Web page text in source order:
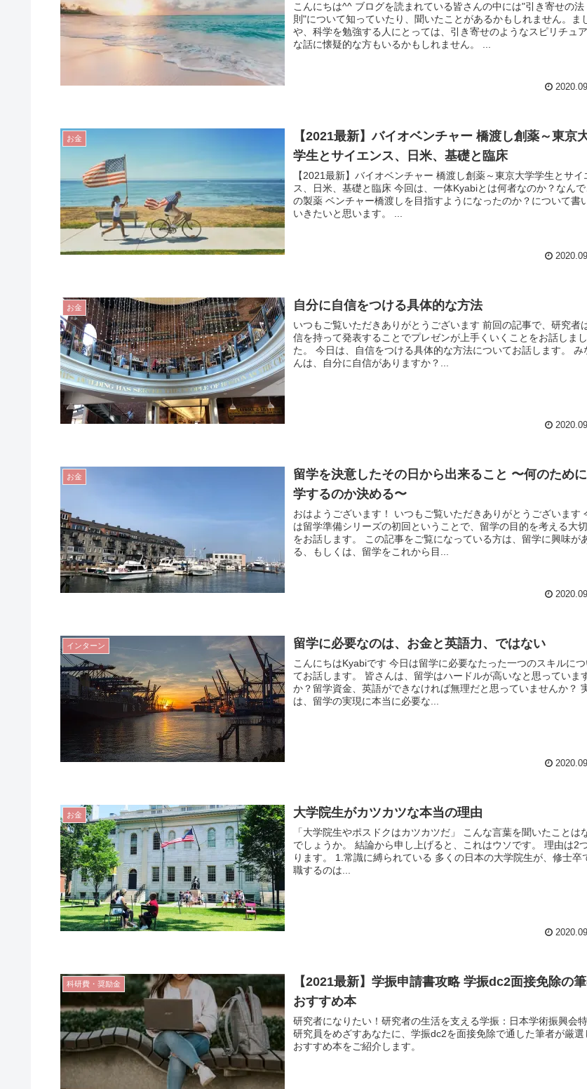
こんにちは^^ ブログを読まれている皆さんの中には"引き寄せの法
則"について知っていたり、聞いたことがあるかもしれません。ま
や、科学を勉強する人にとっては、引き寄せのようなスピリチュ
な話に懐疑的な方もいるかもしれません。 ...
お金
【2021最新】バイオベンチャー 橋渡し創薬～東京
学生とサイエンス、日米、基礎と臨床
【2021最新】バイオベンチャー 橋渡し創薬～東京大学学生とサイ
ス、日米、基礎と臨床 今回は、一体Kyabiとは何者なのか？なんで
の製薬 ベンチャー橋渡しを目指すようになったのか？について書
いきたいと思います。 ...
お金 自分に自信をつける具体的な方法
いつもご覧いただきありがとうございます 前回の記事で、研究者
信を持って発表することでプレゼンが上手くいくことをお話しまし
た。 今日は、自信をつける具体的な方法についてお話します。 み
んは、自分に自信がありますか？...
お金
留学を決意したその日から出来ること 〜何のため
学するのか決める〜
おはようございます！ いつもご覧いただきありがとうございます
は留学準備シリーズの初回ということで、留学の目的を考える大
をお話します。 この記事をご覧になっている方は、留学に興味が
る、もしくは、留学をこれから目...
インターン 留学に必要なのは、お金と英語力、ではない
こんにちはKyabiです 今日は留学に必要なたった一つのスキルに
てお話します。 皆さんは、留学はハードルが高いなと思っていま
か？留学資金、英語ができなければ無理だと思っていませんか？
は、留学の実現に本当に必要な...
お金 大学院生がカツカツな本当の理由
「大学院生やポスドクはカツカツだ」 こんな言葉を聞いたことは
でしょうか。 結論から申し上げると、これはウソです。 理由は2
ります。 1.常識に縛られている 多くの日本の大学院生が、修士卒
職するのは...
科研費・奨励金
【2021最新】学振申請書攻略 学振dc2面接免除の
おすすめ本
研究者になりたい！研究者の生活を支える学振：日本学術振興会
研究員をめざすあなたに、学振dc2を面接免除で通した筆者が厳選
おすすめ本をご紹介します。